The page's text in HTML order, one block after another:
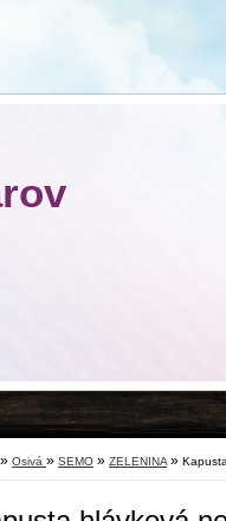
» Osivá » SEMO » ZELENINA »